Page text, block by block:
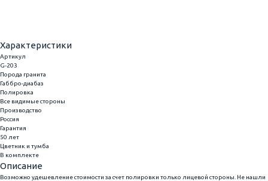
Характеристики
Артикул
G-203
Порода гранита
Габбро-диабаз
Полировка
Все видимые стороны
Производство
Россия
Гарантия
50 лет
Цветник и тумба
В комплекте
Описание
Возможно удешевление стоимости за счет полировки только лицевой стороны. Не нашли